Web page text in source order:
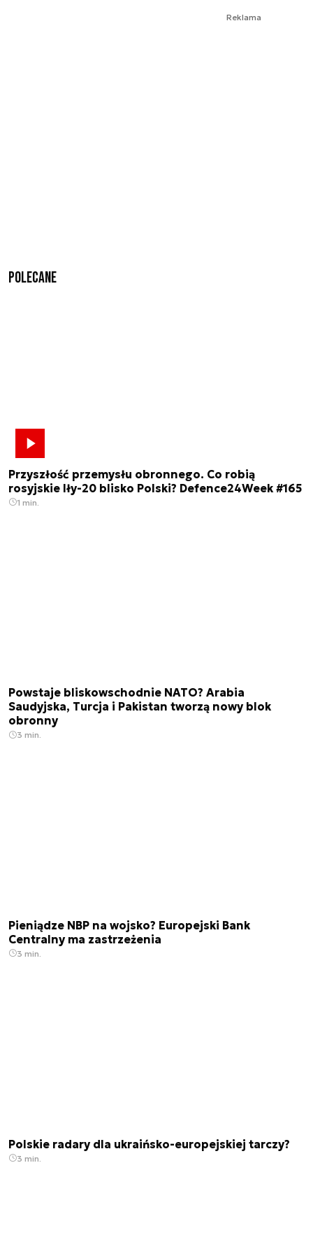
Reklama
Polecane
Przyszłość przemysłu obronnego. Co robią
rosyjskie Iły-20 blisko Polski? Defence24Week #165
1 min.
Powstaje bliskowschodnie NATO? Arabia
Saudyjska, Turcja i Pakistan tworzą nowy blok
obronny
3 min.
Pieniądze NBP na wojsko? Europejski Bank
Centralny ma zastrzeżenia
3 min.
Polskie radary dla ukraińsko-europejskiej tarczy?
3 min.